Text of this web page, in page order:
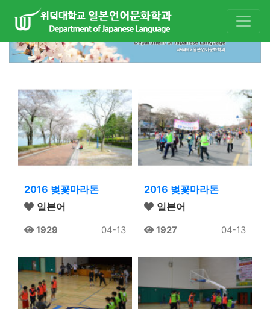
2016 벚꽃마라톤
일본어
1929 04-13
2016 벚꽃마라톤
일본어
1927 04-13